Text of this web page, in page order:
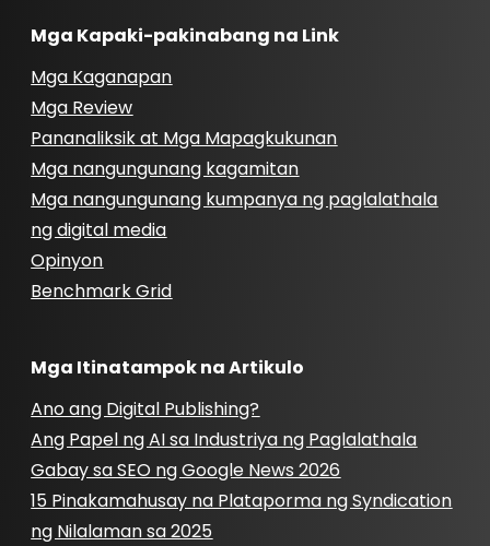
Mga Kapaki-pakinabang na Link
Mga Kaganapan
Mga Review
Pananaliksik at Mga Mapagkukunan
Mga nangungunang kagamitan
Mga nangungunang kumpanya ng paglalathala
ng digital media
Opinyon
Benchmark Grid
Mga Itinatampok na Artikulo
Ano ang Digital Publishing?
Ang Papel ng AI sa Industriya ng Paglalathala
Gabay sa SEO ng Google News 2026
15 Pinakamahusay na Plataporma ng Syndication
ng Nilalaman sa 2025